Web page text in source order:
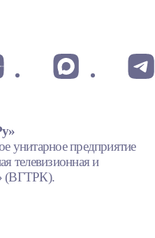
унитарное предприятие
телевизионная и
(ВГТРК).